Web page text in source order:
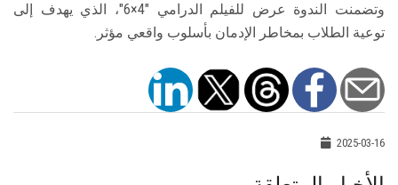
وتضمنت الندوة عرض للفيلم الدرامي "4×6"، الذي يهدف إلى
توعية الطلاب بمخاطر الإدمان بأسلوب واقعي مؤثر.
2025-03-16